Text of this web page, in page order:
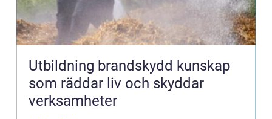
Utbildning brandskydd kunskap
som räddar liv och skyddar
verksamheter